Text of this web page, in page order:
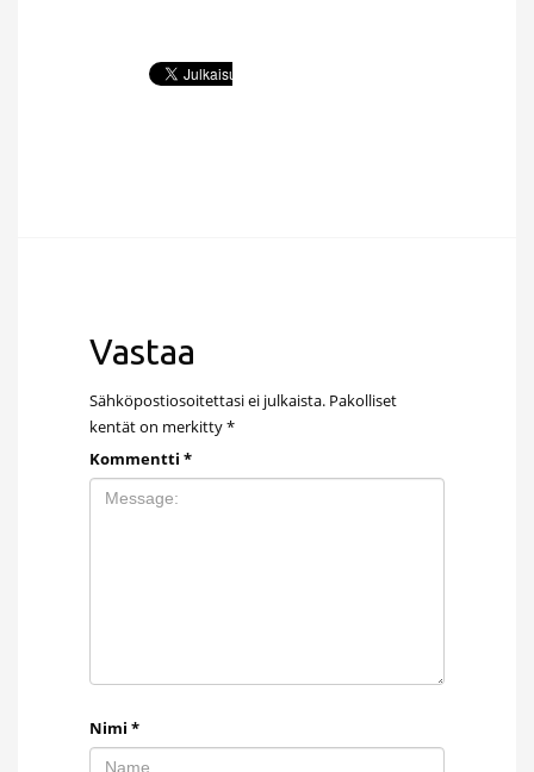
Vastaa
Sähköpostiosoitettasi ei julkaista. Pakolliset
kentät on merkitty*
Kommentti *
Nimi *